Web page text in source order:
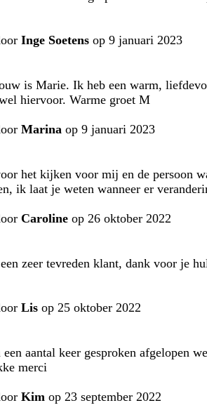
Inge Soetens op 9 januari 2023
is Marie. Ik heb een warm,
hiervoor. Warme groet M
Marina op 9 januari 2023
het kijken voor mij en de persoon
ik laat je weten wanneer er
Caroline op 26 oktober 2022
zeer tevreden klant, dank voor je
Lis op 25 oktober 2022
aantal keer gesproken afgelopen
merci
Kim op 23 september 2022